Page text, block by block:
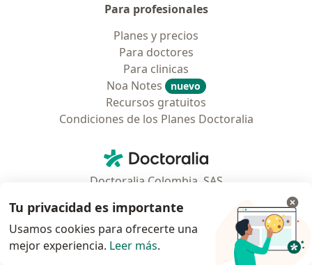
Para profesionales
Planes y precios
Para doctores
Para clinicas
Noa Notes
nuevo
Recursos gratuitos
Condiciones de los Planes Doctoralia
Doctoralia - Página de inicio
Doctoralia Colombia, SAS
Municipio: Bogotá D.C., Colombia
Tu privacidad es importante
Usamos cookies para ofrecerte una
mejor experiencia. Leer más.